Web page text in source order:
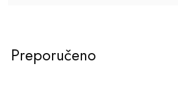
Preporučeno